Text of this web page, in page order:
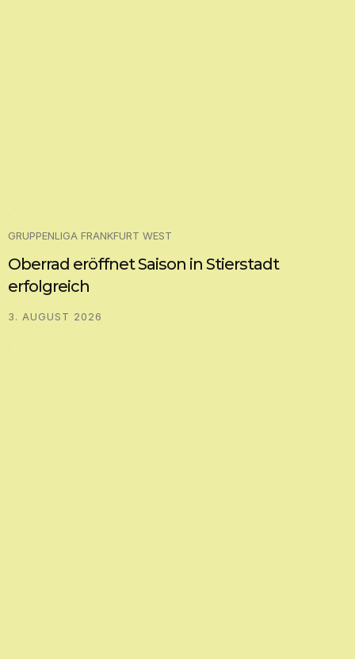
GRUPPENLIGA FRANKFURT WEST
Oberrad eröffnet Saison in Stierstadt
erfolgreich
3. AUGUST 2026